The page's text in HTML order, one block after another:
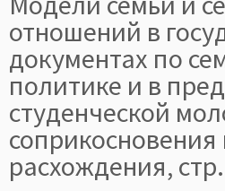
отношений в
документах по
политике и в
студенческой
соприкосновения
расхождения,